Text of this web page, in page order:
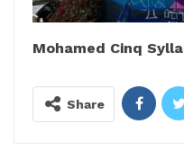
Mohamed Cinq Sylla
Share